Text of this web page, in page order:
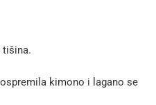
tišina.
kimono i lagano se